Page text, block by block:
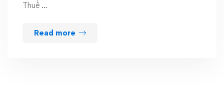
Thuế …
Read more